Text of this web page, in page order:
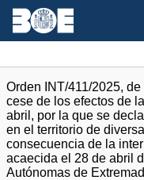
Orden INT/411/2025,
cese de los efectos de
abril, por la que se
en el territorio de
consecuencia de la
acaecida el 28 de abril
Autónomas de